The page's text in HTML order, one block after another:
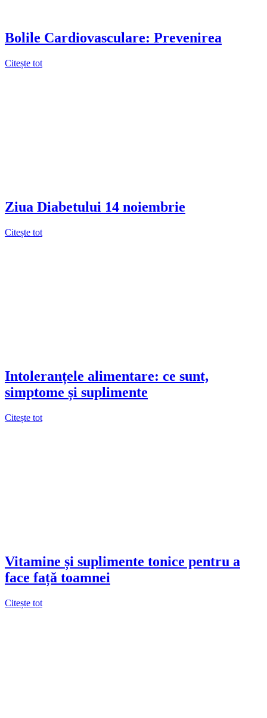
Bolile Cardiovasculare: Prevenirea
Citește tot
Ziua Diabetului 14 noiembrie
Citește tot
Intoleranțele alimentare: ce sunt,
simptome și suplimente
Citește tot
Vitamine și suplimente tonice pentru a
face față toamnei
Citește tot